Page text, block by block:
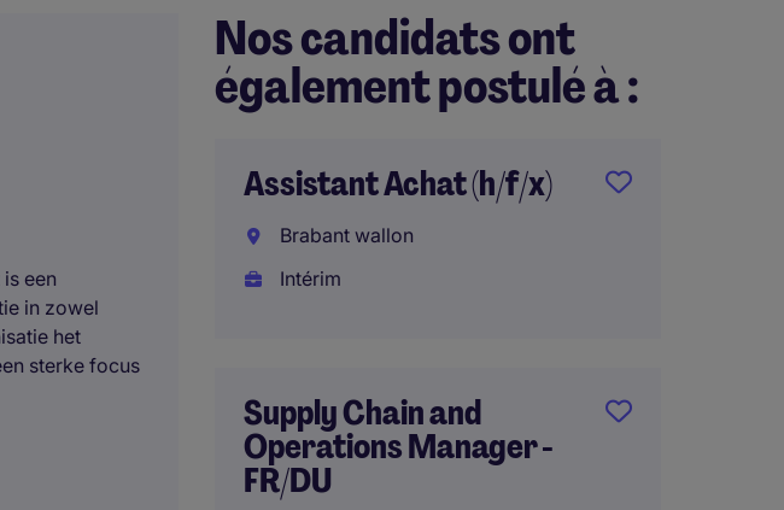
een
in zowel
het
sterke focus
Nos candidats ont
également postulé à :
Assistant Achat (h/f/x)
Brabant wallon
Intérim
Supply Chain and
Operations Manager -
FR/DU